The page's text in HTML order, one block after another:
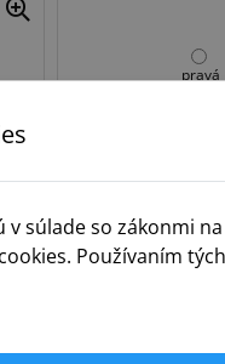
pravá
3. Norma
súlade so zákonmi
Používaním